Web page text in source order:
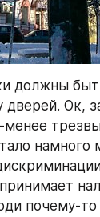
должны
Ок,
намного
почему-